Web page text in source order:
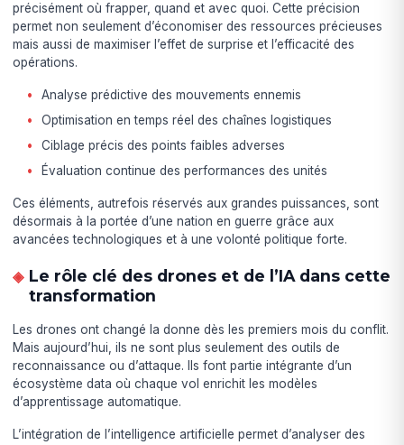
précisément où frapper, quand et avec quoi. Cette précision
permet non seulement d’économiser des ressources précieuses
mais aussi de maximiser l’effet de surprise et l’efficacité des
opérations.
Analyse prédictive des mouvements ennemis
Optimisation en temps réel des chaînes logistiques
Ciblage précis des points faibles adverses
Évaluation continue des performances des unités
Ces éléments, autrefois réservés aux grandes puissances, sont
désormais à la portée d’une nation en guerre grâce aux
avancées technologiques et à une volonté politique forte.
Le rôle clé des drones et de l’IA dans cette
transformation
Les drones ont changé la donne dès les premiers mois du conflit.
Mais aujourd’hui, ils ne sont plus seulement des outils de
reconnaissance ou d’attaque. Ils font partie intégrante d’un
écosystème data où chaque vol enrichit les modèles
d’apprentissage automatique.
L’intégration de l’intelligence artificielle permet d’analyser des